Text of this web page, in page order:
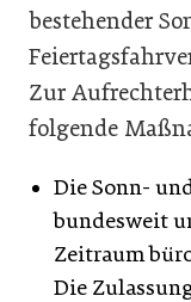
bestehender
Zur
folgende
Die Sonn-
bundesweit
Zeitraum
Die